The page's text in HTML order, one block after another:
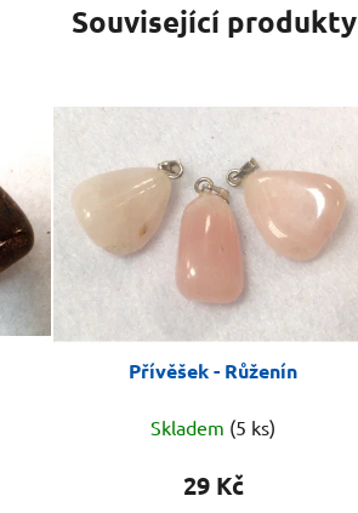
Související produkty
Přívěšek - Růženín
Skladem (5 ks)
29 Kč